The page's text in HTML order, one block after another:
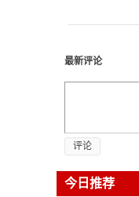
最新评论
评论
今日推荐